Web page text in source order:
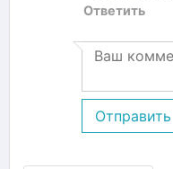
Ответить
Отправить